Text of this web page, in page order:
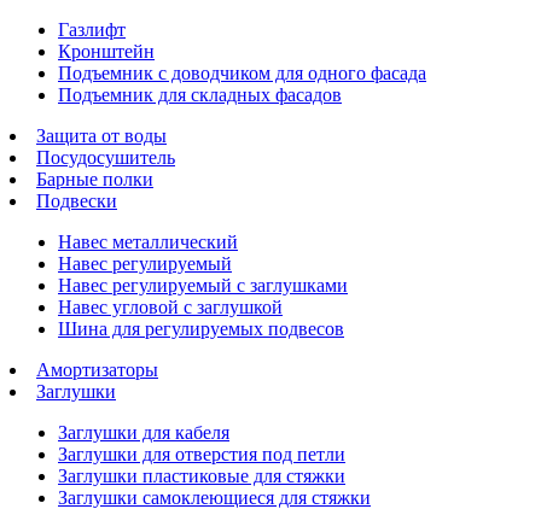
Газлифт
Кронштейн
Подъемник с доводчиком для одного фасада
Подъемник для складных фасадов
Защита от воды
Посудосушитель
Барные полки
Подвески
Навес металлический
Навес регулируемый
Навес регулируемый с заглушками
Навес угловой с заглушкой
Шина для регулируемых подвесов
Амортизаторы
Заглушки
Заглушки для кабеля
Заглушки для отверстия под петли
Заглушки пластиковые для стяжки
Заглушки самоклеющиеся для стяжки